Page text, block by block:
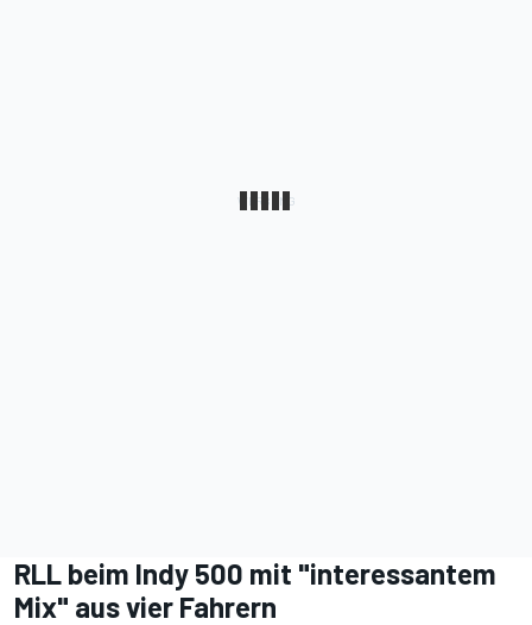
RLL beim Indy 500 mit "interessantem
Mix" aus vier Fahrern